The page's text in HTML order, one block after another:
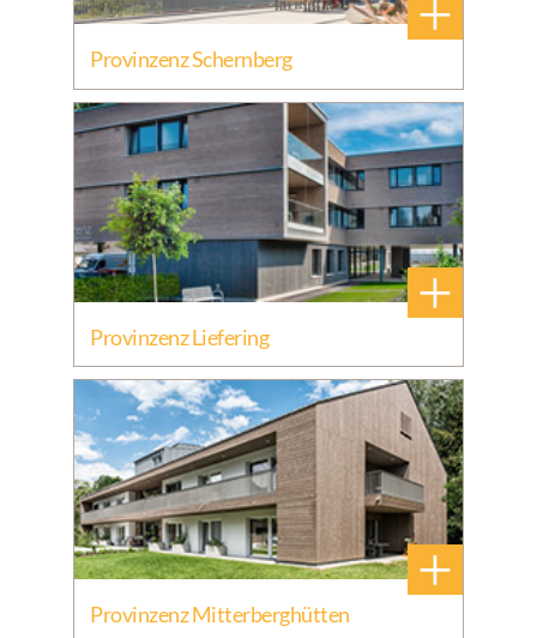
+
Provinzenz Schernberg
+
Provinzenz Liefering
+
Provinzenz Mitterberghütten